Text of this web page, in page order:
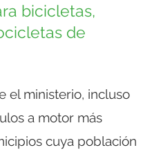
bicicletas,
de
el ministerio, incluso
a motor más
cuya población